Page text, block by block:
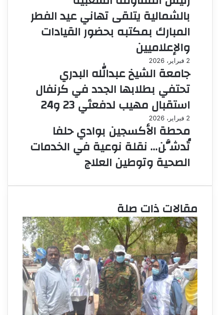
بالشمالية يتلقى تهاني عيد الفطر
المبارك بمكتبه بحضور القيادات
والإعلاميين
2 فبراير، 2026
جامعة الشيخ عبدالله البدري
تحتفي بطلابها الجدد في كرنفال
استقبال مهيب لدفعتَي 23 و24
2 فبراير، 2026
محطة الأكسجين بوادي حلفا
تُدشَّن… نقلة نوعية في الخدمات
الصحية وتوطين العلاج
مقالات ذات صلة